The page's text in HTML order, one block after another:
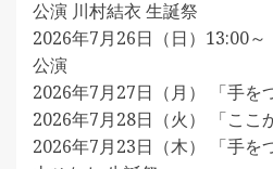
公演 川村結衣 生誕祭
2026年7月26日（日）13:00～
公演
2026年7月27日（月） 「手を
2026年7月28日（火） 「ここ
2026年7月23日（木） 「手を